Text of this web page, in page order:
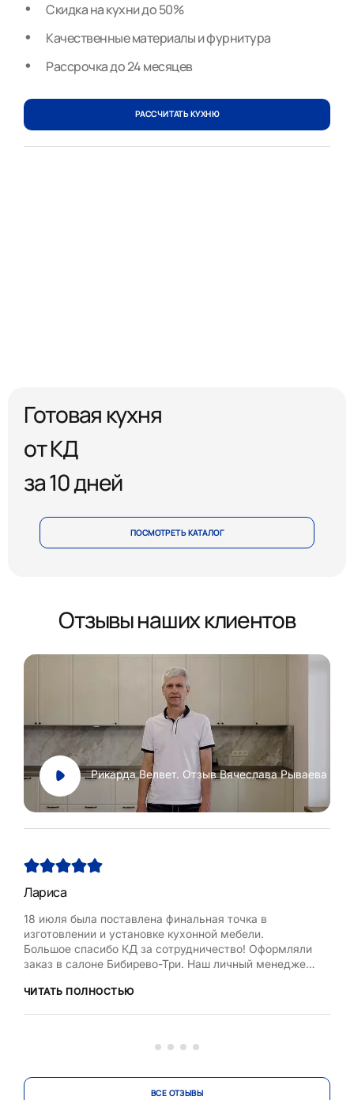
Скидка на кухни до 50%
Качественные материалы и фурнитура
Рассрочка до 24 месяцев
РАССЧИТАТЬ КУХНЮ
Готовая кухня
от КД
за 10 дней
ПОСМОТРЕТЬ КАТАЛОГ
Отзывы наших клиентов
Рикарда Велвет. Отзыв Вячеслава Рываева
Лариса
18 июля была поставлена финальная точка в
изготовлении и установке кухонной мебели.
Большое спасибо КД за сотрудничество! Оформляли
заказ в салоне Бибирево-Три. Наш личный менеджер
оптимальный проект, исходя из маленькой площади
ЧИТАТЬ ПОЛНОСТЬЮ
ВСЕ ОТЗЫВЫ